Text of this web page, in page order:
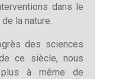
dans le
la nature.
des sciences
ce siècle, nous
à même de